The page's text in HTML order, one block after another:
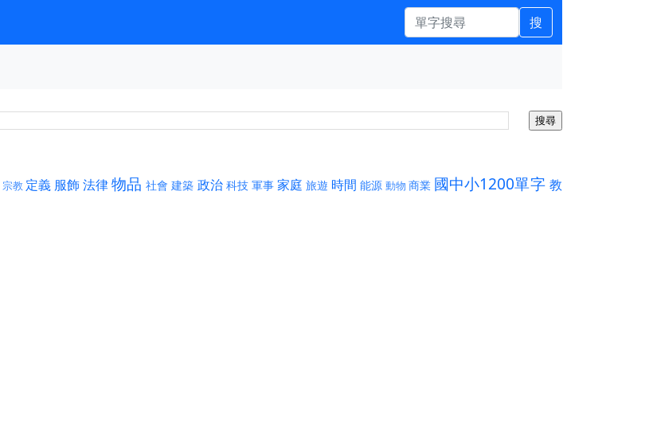
搜
宗教 定義 服飾法律物品 社會 建築 政治 科技 軍事 家庭 旅遊 時間 能源 動物 商業 國中小1200單字 教